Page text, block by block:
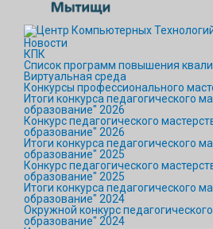
Новости
КПК
Список программ повышения
Виртуальная среда
Конкурсы профессионального
Итоги конкурса педагогического
образование" 2026
Конкурс педагогического
образование" 2026
Итоги конкурса педагогического
образование" 2025
Конкурс педагогического
образование" 2025
Итоги конкурса педагогического
образование" 2024
Окружной конкурс
образование" 2024